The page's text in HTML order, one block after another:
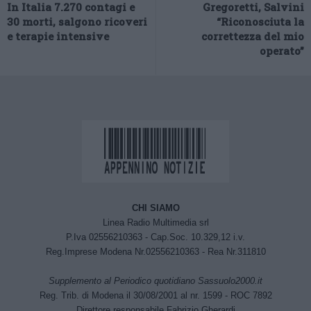
In Italia 7.270 contagi e
30 morti, salgono ricoveri
e terapie intensive
Gregoretti, Salvini
“Riconosciuta la
correttezza del mio
operato”
CHI SIAMO
Linea Radio Multimedia srl
P.Iva 02556210363 - Cap.Soc. 10.329,12 i.v.
Reg.Imprese Modena Nr.02556210363 - Rea Nr.311810
Supplemento al Periodico quotidiano Sassuolo2000.it
Reg. Trib. di Modena il 30/08/2001 al nr. 1599 - ROC 7892